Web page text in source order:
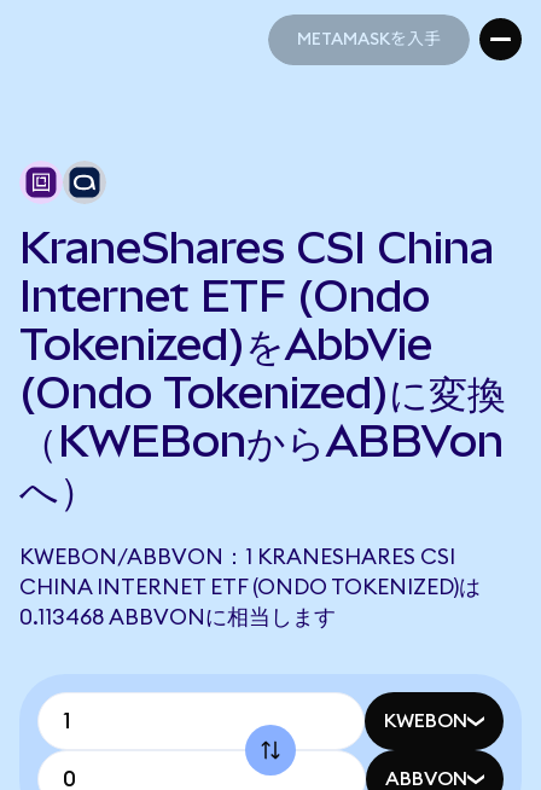
METAMASKを入手
KraneShares CSI China
Internet ETF (Ondo
Tokenized)をAbbVie
(Ondo Tokenized)に変換
（KWEBonからABBVon
へ）
KWEBON/ABBVON：1 KRANESHARES CSI
CHINA INTERNET ETF (ONDO TOKENIZED)は
0.113468 ABBVONに相当します
KWEBON
ABBVON